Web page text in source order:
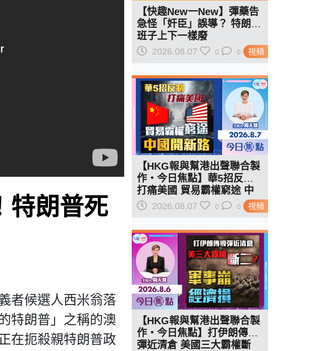
特朗普死
者候選人西米翁落
特朗普」之稱的澳
在扼殺親特朗普政
視頻
【快趣New一New】彈藥告
急怪「奸臣」誤導？ 特朗普
班子上下一樣廢
2026.08.07 0 0
視頻
【HKG報與幫港出聲聯合製
作‧今日焦點】華5招反制
打痛美國 貿易霸權窮途 中
國開新路
2026.08.07 0 0
【HKG報與幫港出聲聯合製
作‧今日焦點】打伊朗傳導
彈近清倉 美國三大霸權斷